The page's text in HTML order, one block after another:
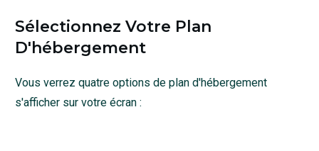
Sélectionnez Votre Plan
D'hébergement
Vous verrez quatre options de plan d'hébergement
s'afficher sur votre écran :